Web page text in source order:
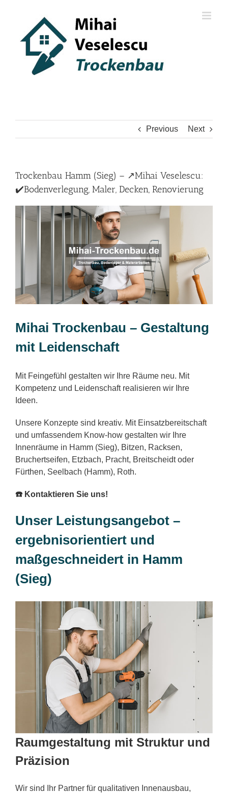
Previous Next
Trockenbau Hamm (Sieg) – ↗️Mihai Veselescu:
✔️Bodenverlegung, Maler, Decken, Renovierung
Mihai Trockenbau – Gestaltung
mit Leidenschaft
Mit Feingefühl gestalten wir Ihre Räume neu. Mit
Kompetenz und Leidenschaft realisieren wir Ihre
Ideen.
Unsere Konzepte sind kreativ. Mit Einsatzbereitschaft
und umfassendem Know-how gestalten wir Ihre
Innenräume in Hamm (Sieg), Bitzen, Racksen,
Bruchertseifen, Etzbach, Pracht, Breitscheidt oder
Fürthen, Seelbach (Hamm), Roth.
☎️ Kontaktieren Sie uns!
Unser Leistungsangebot –
ergebnisorientiert und
maßgeschneidert in Hamm
(Sieg)
Raumgestaltung mit Struktur und
Präzision
Wir sind Ihr Partner für qualitativen Innenausbau,